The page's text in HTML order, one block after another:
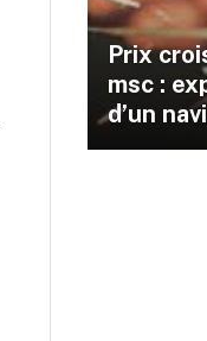
Prix
msc :
d’un